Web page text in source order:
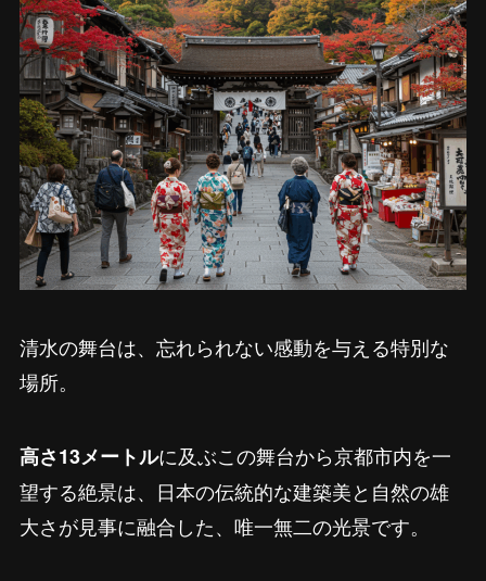
清水の舞台は、忘れられない感動を与える特別な
場所。
高さ13メートルに及ぶこの舞台から京都市内を一
望する絶景は、日本の伝統的な建築美と自然の雄
大さが見事に融合した、唯一無二の光景です。